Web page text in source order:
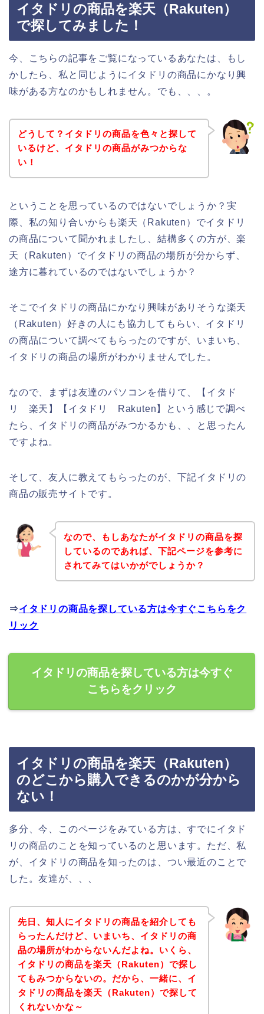
イタドリの商品を楽天（Rakuten）
で探してみました！
今、こちらの記事をご覧になっているあなたは、もし
かしたら、私と同じようにイタドリの商品にかなり興
味がある方なのかもしれません。でも、、、。
どうして？イタドリの商品を色々と探して
いるけど、イタドリの商品がみつからな
い！
ということを思っているのではないでしょうか？実
際、私の知り合いからも楽天（Rakuten）でイタドリ
の商品について聞かれましたし、結構多くの方が、楽
天（Rakuten）でイタドリの商品の場所が分からず、
途方に暮れているのではないでしょうか？
そこでイタドリの商品にかなり興味がありそうな楽天
（Rakuten）好きの人にも協力してもらい、イタドリ
の商品について調べてもらったのですが、いまいち、
イタドリの商品の場所がわかりませんでした。
なので、まずは友達のパソコンを借りて、【イタド
リ 楽天】【イタドリ Rakuten】という感じで調べ
たら、イタドリの商品がみつかるかも、、と思ったん
ですよね。
そして、友人に教えてもらったのが、下記イタドリの
商品の販売サイトです。
なので、もしあなたがイタドリの商品を探
しているのであれば、下記ページを参考に
されてみてはいかがでしょうか？
⇒イタドリの商品を探している方は今すぐこちらをク
リック
イタドリの商品を探している方は今すぐ
こちらをクリック
イタドリの商品を楽天（Rakuten）
のどこから購入できるのかが分から
ない！
多分、今、このページをみている方は、すでにイタド
リの商品のことを知っているのと思います。ただ、私
が、イタドリの商品を知ったのは、つい最近のことで
した。友達が、、、
先日、知人にイタドリの商品を紹介しても
らったんだけど、いまいち、イタドリの商
品の場所がわからないんだよね。いくら、
イタドリの商品を楽天（Rakuten）で探し
てもみつからないの。だから、一緒に、イ
タドリの商品を楽天（Rakuten）で探して
くれないかな～